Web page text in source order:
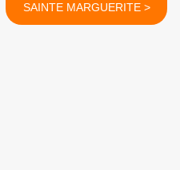
SAINTE MARGUERITE >